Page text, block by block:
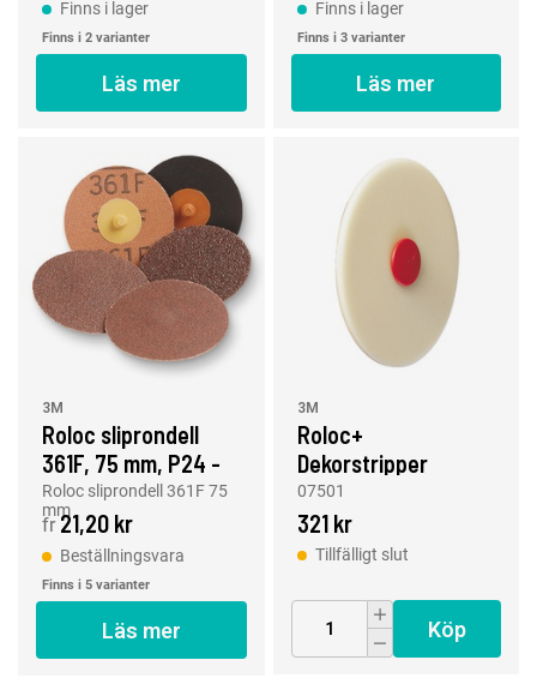
Finns i lager
Finns i 2 varianter
Läs mer
Finns i lager
Finns i 3 varianter
Läs mer
3M
Roloc sliprondell
361F, 75 mm, P24 -
P120
Roloc sliprondell 361F 75
mm
fr 21,20 kr
Beställningsvara
Finns i 5 varianter
Läs mer
3M
Roloc+
Dekorstripper
(lamell)
07501
321 kr
Tillfälligt slut
Köp